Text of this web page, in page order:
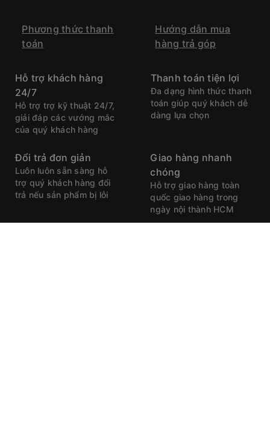
Phương thức thanh
toán
Hướng dẫn mua
hàng trả góp
Hỗ trợ khách hàng
24/7
Hỗ trợ trợ kỹ thuật 24/7,
giải đáp các vướng mắc
của quý khách hàng
Thanh toán tiện lợi
Đa dạng hình thức thanh
toán giúp quý khách dễ
dàng lựa chọn
Đổi trả đơn giản
Luôn luôn sẵn sàng hỗ
trợ quý khách hàng đổi
trả nếu sản phẩm bị lỗi
Giao hàng nhanh
chóng
Hỗ trợ giao hàng toàn
quốc giao hàng trong
ngày nội thành HCM